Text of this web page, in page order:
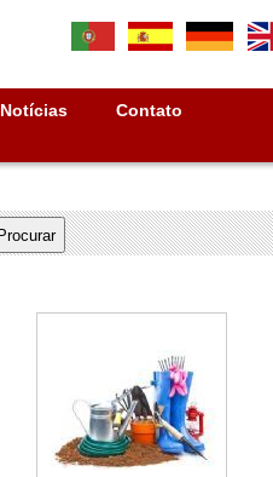
Notícias Contato